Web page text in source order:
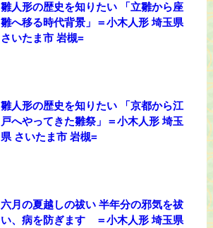
雛人形の歴史を知りたい 「立雛から座
雛へ移る時代背景」＝小木人形 埼玉県
さいたま市 岩槻=
雛人形の歴史を知りたい 「京都から江
戸へやってきた雛祭」＝小木人形 埼玉
県 さいたま市 岩槻=
六月の夏越しの祓い 半年分の邪気を祓
い、病を防ぎます ＝小木人形 埼玉県